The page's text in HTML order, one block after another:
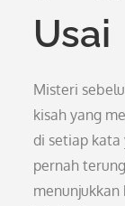
Usai
Misteri
kisah yang
di setiap kata
pernah